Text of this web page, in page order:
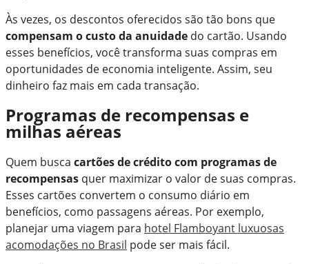
Às vezes, os descontos oferecidos são tão bons que
compensam o custo da anuidade do cartão. Usando
esses benefícios, você transforma suas compras em
oportunidades de economia inteligente. Assim, seu
dinheiro faz mais em cada transação.
Programas de recompensas e
milhas aéreas
Quem busca cartões de crédito com programas de
recompensas quer maximizar o valor de suas compras.
Esses cartões convertem o consumo diário em
benefícios, como passagens aéreas. Por exemplo,
planejar uma viagem para hotel Flamboyant luxuosas
acomodações no Brasil pode ser mais fácil.